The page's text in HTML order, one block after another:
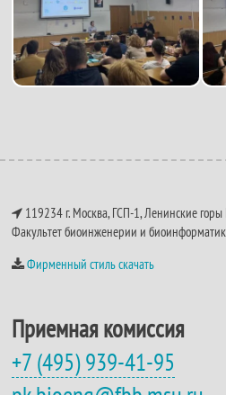
119234 г. Москва, ГСП-1, Ленинские горы
Факультет биоинженерии и
Фирменный стиль скачать
Приемная комиссия
+7 (495) 939-41-95